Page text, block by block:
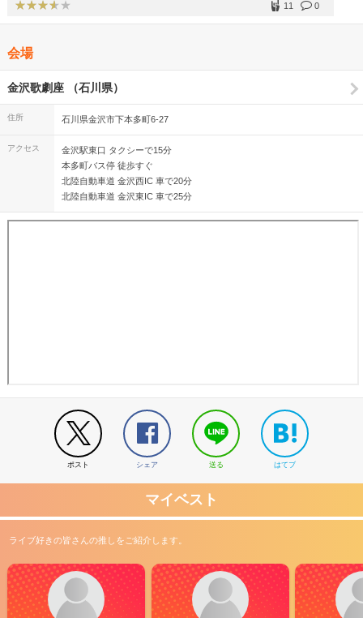
0
11
会場
金沢歌劇座 （石川県）
住所 石川県金沢市下本多町6-27
アクセス
金沢駅東口 タクシーで15分
本多町バス停 徒歩すぐ
北陸自動車道 金沢西IC 車で20分
北陸自動車道 金沢東IC 車で25分
ポスト シェア 送る はてブ
マイベスト
ライブ好きの皆さんの推しをご紹介します。